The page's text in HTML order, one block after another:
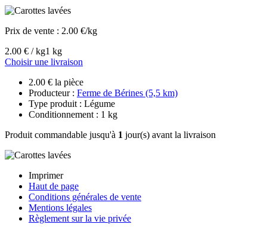
Prix de vente : 2.00 €/kg
2.00 € / kg1 kg
Choisir une livraison
2.00 € la pièce
Producteur : Ferme de Bérines (5,5 km)
Type produit : Légume
Conditionnement : 1 kg
Produit commandable jusqu'à 1 jour(s) avant la livraison
Imprimer
Haut de page
Conditions générales de vente
Mentions légales
Règlement sur la vie privée